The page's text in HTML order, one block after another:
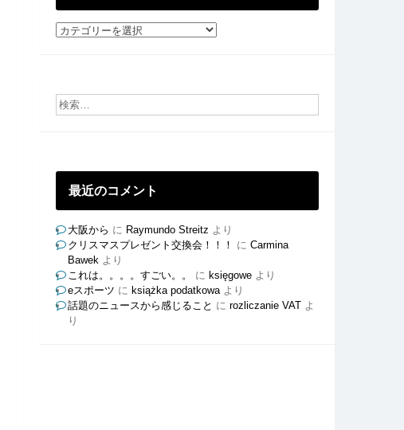
社
ブ
最近のコメント
大阪から に Raymundo Streitz より
クリスマスプレゼント交換会！！！
に Carmina
Bawekより
これは。。。。すごい。。
に księgoweより
eスポーツ に książka podatkowaより
話題のニュースから感じること に rozliczanie VATよ
り